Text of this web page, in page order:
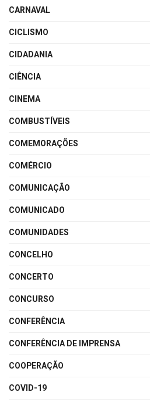
CARNAVAL
CICLISMO
CIDADANIA
CIÊNCIA
CINEMA
COMBUSTÍVEIS
COMEMORAÇÕES
COMÉRCIO
COMUNICAÇÃO
COMUNICADO
COMUNIDADES
CONCELHO
CONCERTO
CONCURSO
CONFERÊNCIA
CONFERÊNCIA DE IMPRENSA
COOPERAÇÃO
COVID-19